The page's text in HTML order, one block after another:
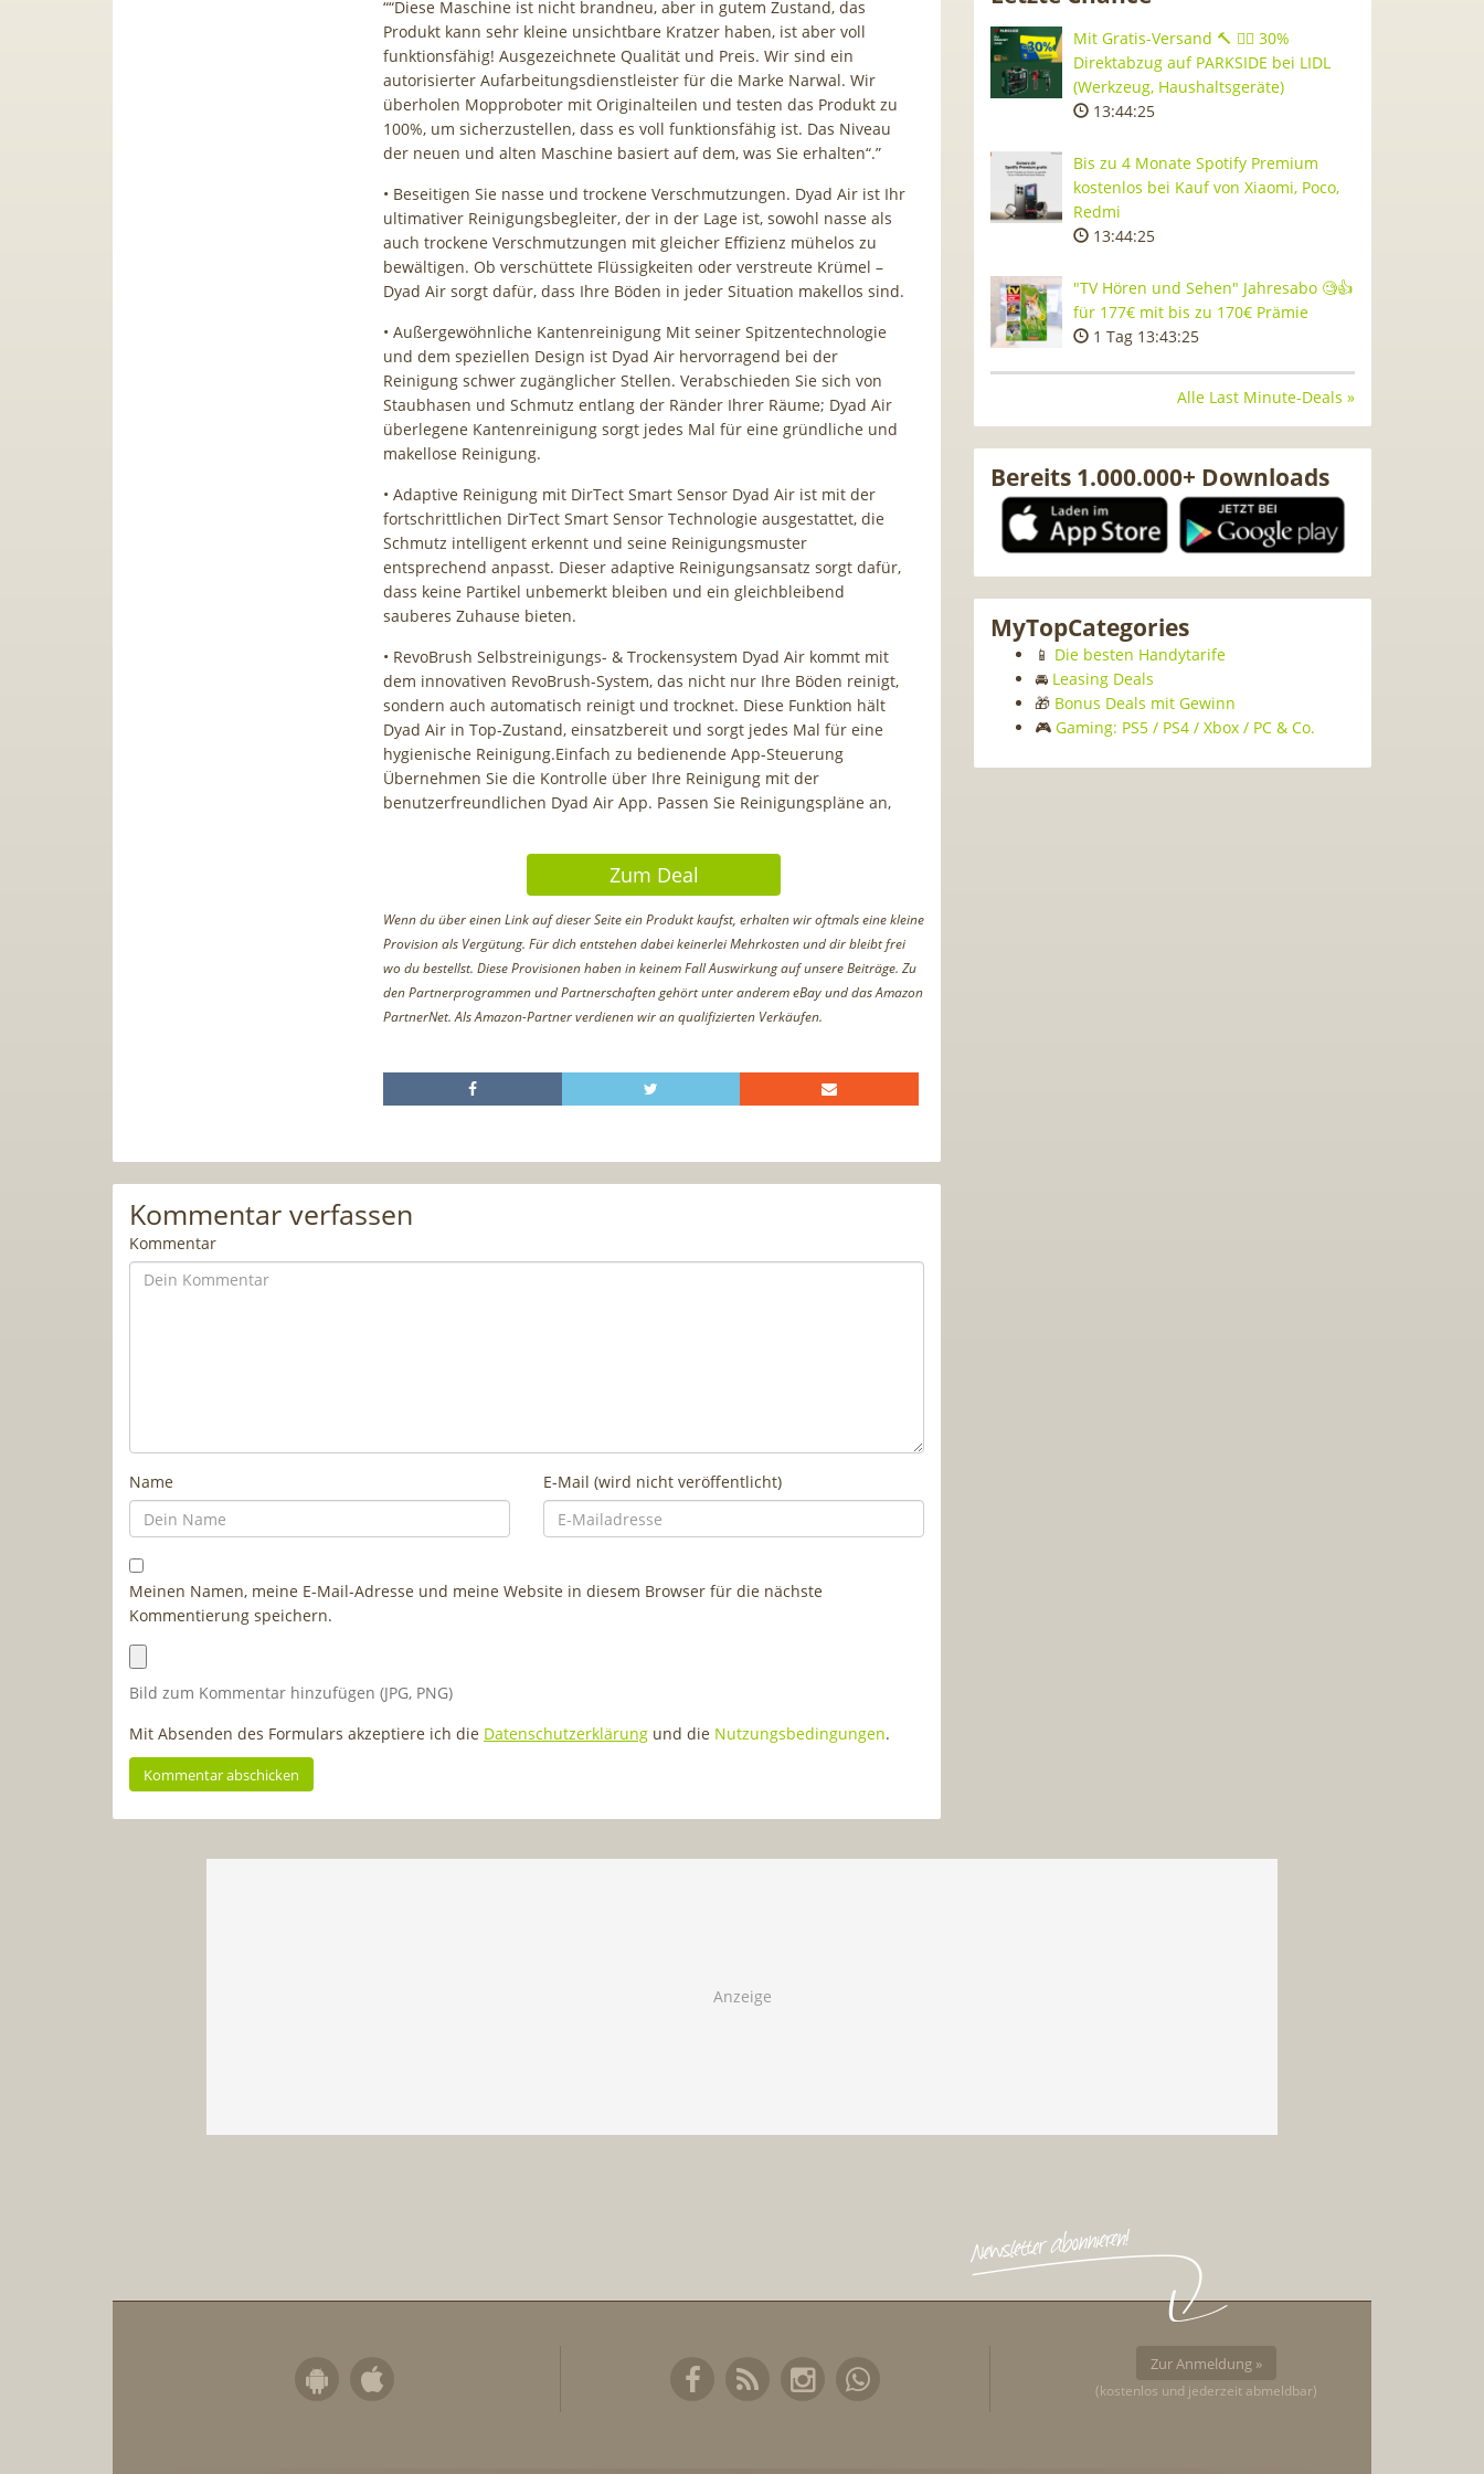
““Diese Maschine ist nicht brandneu, aber in gutem Zustand, das
Produkt kann sehr kleine unsichtbare Kratzer haben, ist aber voll
funktionsfähig! Ausgezeichnete Qualität und Preis. Wir sind ein
autorisierter Aufarbeitungsdienstleister für die Marke Narwal. Wir
überholen Mopproboter mit Originalteilen und testen das Produkt zu
100%, um sicherzustellen, dass es voll funktionsfähig ist. Das Niveau
der neuen und alten Maschine basiert auf dem, was Sie erhalten“.”
• Beseitigen Sie nasse und trockene Verschmutzungen. Dyad Air ist Ihr
ultimativer Reinigungsbegleiter, der in der Lage ist, sowohl nasse als
auch trockene Verschmutzungen mit gleicher Effizienz mühelos zu
bewältigen. Ob verschüttete Flüssigkeiten oder verstreute Krümel –
Dyad Air sorgt dafür, dass Ihre Böden in jeder Situation makellos sind.
• Außergewöhnliche Kantenreinigung Mit seiner Spitzentechnologie
und dem speziellen Design ist Dyad Air hervorragend bei der
Reinigung schwer zugänglicher Stellen. Verabschieden Sie sich von
Staubhasen und Schmutz entlang der Ränder Ihrer Räume; Dyad Air
überlegene Kantenreinigung sorgt jedes Mal für eine gründliche und
makellose Reinigung.
• Adaptive Reinigung mit DirTect Smart Sensor Dyad Air ist mit der
fortschrittlichen DirTect Smart Sensor Technologie ausgestattet, die
Schmutz intelligent erkennt und seine Reinigungsmuster
entsprechend anpasst. Dieser adaptive Reinigungsansatz sorgt dafür,
dass keine Partikel unbemerkt bleiben und ein gleichbleibend
sauberes Zuhause bieten.
• RevoBrush Selbstreinigungs- & Trockensystem Dyad Air kommt mit
dem innovativen RevoBrush-System, das nicht nur Ihre Böden reinigt,
sondern auch automatisch reinigt und trocknet. Diese Funktion hält
Dyad Air in Top-Zustand, einsatzbereit und sorgt jedes Mal für eine
hygienische Reinigung.Einfach zu bedienende App-Steuerung
Übernehmen Sie die Kontrolle über Ihre Reinigung mit der
benutzerfreundlichen Dyad Air App. Passen Sie Reinigungspläne an,
Zum Deal
Wenn du über einen Link auf dieser Seite ein Produkt kaufst, erhalten wir oftmals eine kleine
Provision als Vergütung. Für dich entstehen dabei keinerlei Mehrkosten und dir bleibt frei
wo du bestellst. Diese Provisionen haben in keinem Fall Auswirkung auf unsere Beiträge. Zu
den Partnerprogrammen und Partnerschaften gehört unter anderem eBay und das Amazon
PartnerNet. Als Amazon-Partner verdienen wir an qualifizierten Verkäufen.
Kommentar verfassen
Kommentar
Name E-Mail (wird nicht veröffentlicht)
Meinen Namen, meine E-Mail-Adresse und meine Website in diesem Browser für die nächste
Kommentierung speichern.
Bild zum Kommentar hinzufügen (JPG, PNG)
Mit Absenden des Formulars akzeptiere ich die Datenschutzerklärung und die Nutzungsbedingungen.
Mit Gratis-Versand 🔨 👷‍♂️ 30%
Direktabzug auf PARKSIDE bei LIDL
(Werkzeug, Haushaltsgeräte)
13:44:24
Bis zu 4 Monate Spotify Premium
kostenlos bei Kauf von Xiaomi, Poco,
Redmi
13:44:24
"TV Hören und Sehen" Jahresabo 🧐👍
für 177€ mit bis zu 170€ Prämie
1 Tag 13:43:24
Alle Last Minute-Deals »
Bereits 1.000.000+ Downloads
MyTopCategories
📱 Die besten Handytarife
🚘 Leasing Deals
🎁 Bonus Deals mit Gewinn
🎮 Gaming: PS5 / PS4 / Xbox / PC & Co.
Zur Anmeldung »
(kostenlos und jederzeit abmeldbar)